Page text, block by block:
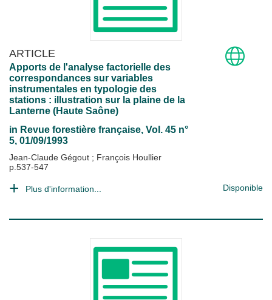
ARTICLE
Apports de l'analyse factorielle des
correspondances sur variables
instrumentales en typologie des
stations : illustration sur la plaine de la
Lanterne (Haute Saône)
in Revue forestière française, Vol. 45 n°
5, 01/09/1993
Jean-Claude Gégout ; François Houllier
p.537-547
Plus d'information... Disponible